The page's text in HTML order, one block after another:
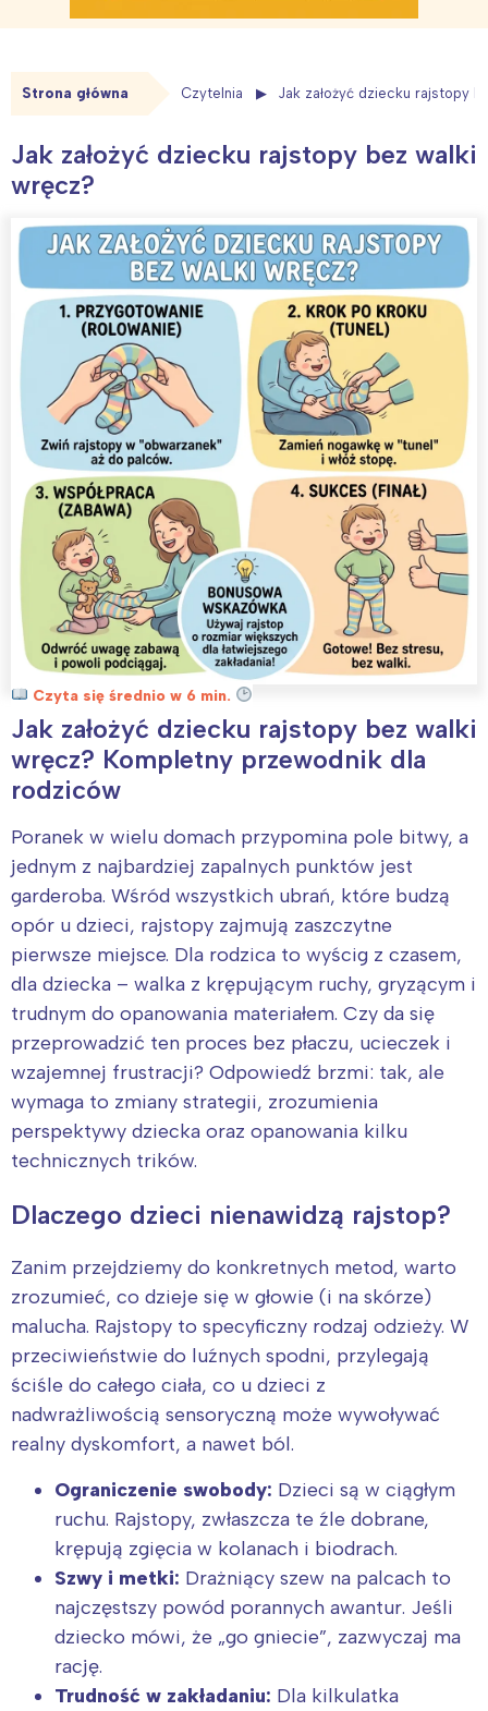
Strona główna Czytelnia Jak założyć dziecku rajstopy
Jak założyć dziecku rajstopy bez walki
wręcz?
Czyta się średnio w 6 min.
Jak założyć dziecku rajstopy bez walki
wręcz? Kompletny przewodnik dla
rodziców
Poranek w wielu domach przypomina pole bitwy, a
jednym z najbardziej zapalnych punktów jest
garderoba. Wśród wszystkich ubrań, które budzą
opór u dzieci, rajstopy zajmują zaszczytne
pierwsze miejsce. Dla rodzica to wyścig z czasem,
dla dziecka – walka z krępującym ruchy, gryzącym i
trudnym do opanowania materiałem. Czy da się
przeprowadzić ten proces bez płaczu, ucieczek i
wzajemnej frustracji? Odpowiedź brzmi: tak, ale
wymaga to zmiany strategii, zrozumienia
perspektywy dziecka oraz opanowania kilku
technicznych trików.
Dlaczego dzieci nienawidzą rajstop?
Zanim przejdziemy do konkretnych metod, warto
zrozumieć, co dzieje się w głowie (i na skórze)
malucha. Rajstopy to specyficzny rodzaj odzieży. W
przeciwieństwie do luźnych spodni, przylegają
ściśle do całego ciała, co u dzieci z
nadwrażliwością sensoryczną może wywoływać
realny dyskomfort, a nawet ból.
Ograniczenie swobody: Dzieci są w ciągłym
ruchu. Rajstopy, zwłaszcza te źle dobrane,
krępują zgięcia w kolanach i biodrach.
Szwy i metki: Drażniący szew na palcach to
najczęstszy powód porannych awantur. Jeśli
dziecko mówi, że „go gniecie”, zazwyczaj ma
rację.
Trudność w zakładaniu: Dla kilkulatka